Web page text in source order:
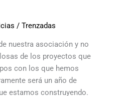
/Trenzadas
nuestra asociación y no
de los proyectos que
con los que hemos
será un año de
estamos construyendo.